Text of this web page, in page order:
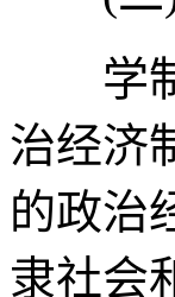
学制
治经济
的政治
隶社会